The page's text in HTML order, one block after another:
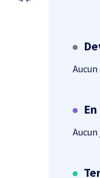
Aucun
Aucun